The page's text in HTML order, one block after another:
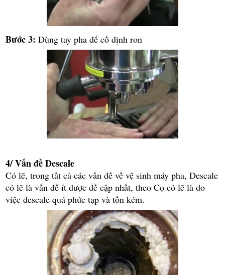
Bước 3: Dùng tay pha để cố định ron
4/ Vấn đề Descale
Có lẽ, trong tất cả các vấn đề về vệ sinh máy pha, Descale
có lẽ là vấn đề ít được đề cập nhất, theo Cọ có lẽ là do
việc descale quá phức tạp và tốn kém.